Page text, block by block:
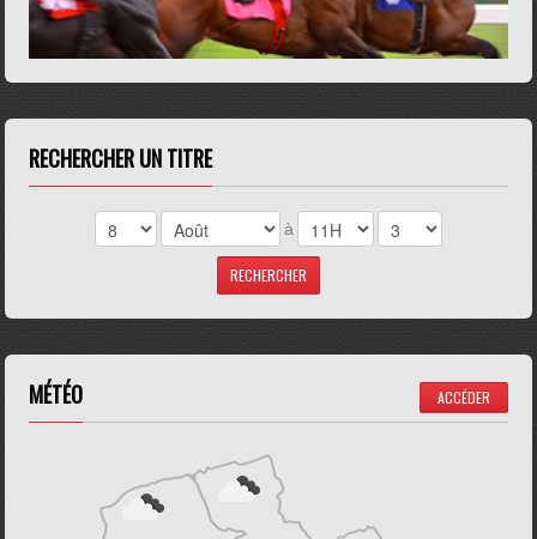
RECHERCHER UN TITRE
à
MÉTÉO ACCÉDER